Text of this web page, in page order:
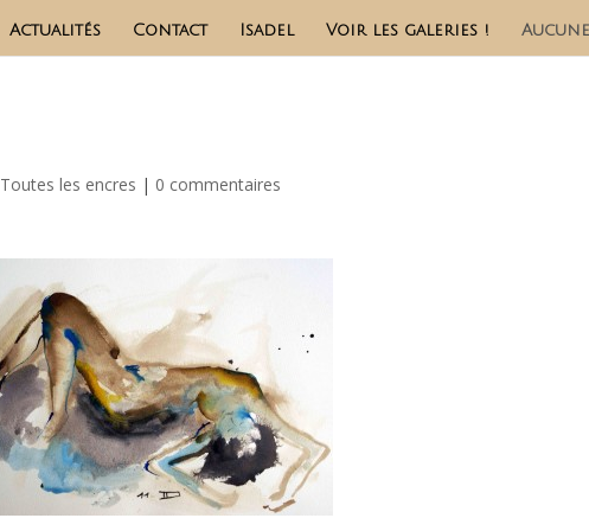
Actualités Contact Isadel Voir les galeries !
Toutes les encres | 0 commentaires